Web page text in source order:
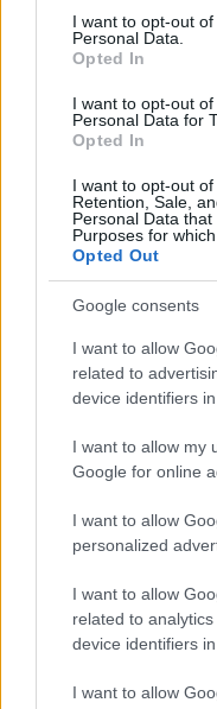
consent section.
I want to opt-out
Personal Data.
Opted In
I want to opt-out
Personal Data for
Opted In
I want to opt-out of
Retention, Sale,
Personal Data
Purposes for
Opted Out
Google consents
I want to allow
related to
device identifiers in
I want to allow my
Google for online
I want to allow
personalized
I want to allow
related to
device identifiers in
I want to allow
Guía práctica
internacionales
Productos
refuerza su
Binter no solo conecta
INTERNACIONAL